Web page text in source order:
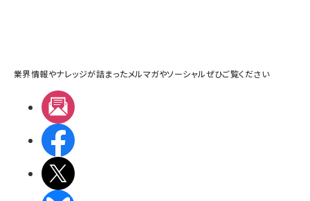
業界情報やナレッジが詰まったメルマガやソーシャルぜひご覧ください